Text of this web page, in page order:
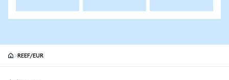
REEF/EUR